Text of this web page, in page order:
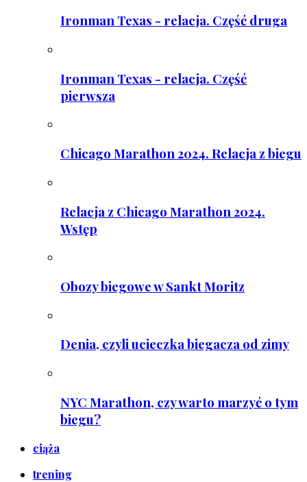
Ironman Texas - relacja. Część druga
Ironman Texas - relacja. Część
pierwsza
Chicago Marathon 2024. Relacja z biegu
Relacja z Chicago Marathon 2024.
Wstęp
Obozy biegowe w Sankt Moritz
Denia, czyli ucieczka biegacza od zimy
NYC Marathon, czy warto marzyć o tym
biegu?
ciąża
trening